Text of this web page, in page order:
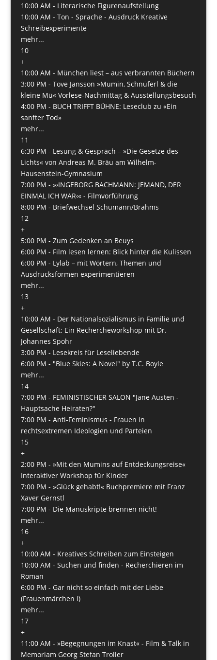
10:00 AM - Literarische Figurenaufstellung
10:00 AM - Ton - Sprache - Ausdruck Kreative
Schreibexperimente
mehr...
10
+
10:00 AM - München liest – aus verbrannten Büchern
3:00 PM - Tove Jansson »Mumin, Schnüferl & die
kleine Mü« Vorlese-Nachmittag & Ausstellungsbesuch
4:00 PM - BUCH TRIFFT BÜHNE: Leseclub zu «Ein
sanfter Tod»
mehr...
11
6:30 PM - Lesung & Gespräch – »Die Gesetze des
Lichts« von Andreas M. Bräu am Wilhelm-
Hausenstein-Gymnasium
7:00 PM - »›INGEBORG BACHMANN: JEMAND, DER
EINMAL ICH WAR‹« - Filmvorführung
8:00 PM - Briefwechsel Schumann/Brahms
12
+
5:00 PM - Zum Gedenken an Beuys
6:00 PM - Film lesen lernen: Blick hinter die Kulissen
6:00 PM - Lylab – mit Wörtern, Themen und
Ausdrucksformen experimentieren
mehr...
13
+
10:00 AM - Der Nationalsozialismus in Familie und
Gesellschaft: Ein Rechercheworkshop mit Dr.
Johannes Spohr
3:00 PM - Lesekreis für Leseliebende
6:00 PM - "Blue Skies: A Novel" by T.C. Boyle
mehr...
14
7:00 PM - FEMINISTISCHER SALON "Jane Austen -
Hauptsache Heiraten?"
7:00 PM - Anti-Feminismus - Frauen in
rechtsextremen Ideologien und Parteien
15
+
2:00 PM - »Mit den Mumins auf Entdeckungsreise«
Interaktiver Workshop für Kinder
7:00 PM - »Glück gehabt!« Buchpremiere mit Franz
Xaver Gernstl
7:00 PM - Die Manuskripte brennen nicht!
mehr...
16
+
10:00 AM - Kreatives Schreiben zum Einsteigen
10:00 AM - Suchen und finden - Recherchieren im
Roman
6:00 PM - Gar nicht so einfach mit der Liebe
(Frauenmärchen I)
mehr...
17
+
11:00 AM - »Begegnungen im Knast« - Film & Talk in
Memoriam Georg Stefan Troller